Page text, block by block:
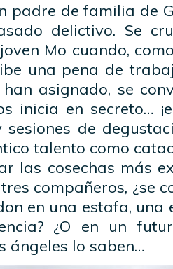
padre de familia de
delictivo. Se
Mo cuando,
una pena de
asignado, se
inicia en secreto…
de
talento como
las cosechas más
compañeros, ¿se
en una estafa, una
¿O en un
ángeles lo saben…